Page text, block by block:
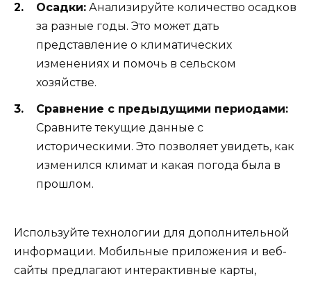
Осадки: Анализируйте количество осадков
за разные годы. Это может дать
представление о климатических
изменениях и помочь в сельском
хозяйстве.
Сравнение с предыдущими периодами:
Сравните текущие данные с
историческими. Это позволяет увидеть, как
изменился климат и какая погода была в
прошлом.
Используйте технологии для дополнительной
информации. Мобильные приложения и веб-
сайты предлагают интерактивные карты,